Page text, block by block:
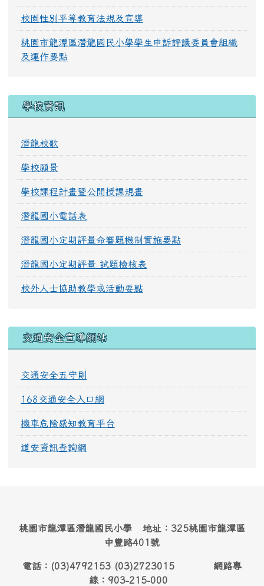
校園性別平等教育法規及宣導
桃園市龍潭區潛龍國民小學學生申訴評議委員會組織
及運作要點
學校資訊
潛龍校歌
學校願景
學校課程計畫暨公開授課規畫
潛龍國小電話表
潛龍國小定期評量命審題機制實施要點
潛龍國小定期評量 試題檢核表
校外人士協助教學或活動要點
交通安全宣導網站
交通安全五守則
168交通安全入口網
機車危險感知教育平台
道安資訊查詢網
桃園市龍潭區潛龍國民小學 地址：325桃園市龍潭區
中豐路401號
電話：(03)4792153 (03)2723015 網路專
線：903-215-000